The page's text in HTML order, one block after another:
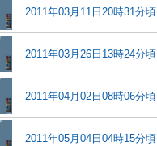
2011年03月11日20時31分頃
2011年03月26日13時24分頃
2011年04月02日08時06分頃
2011年05月04日04時15分頃